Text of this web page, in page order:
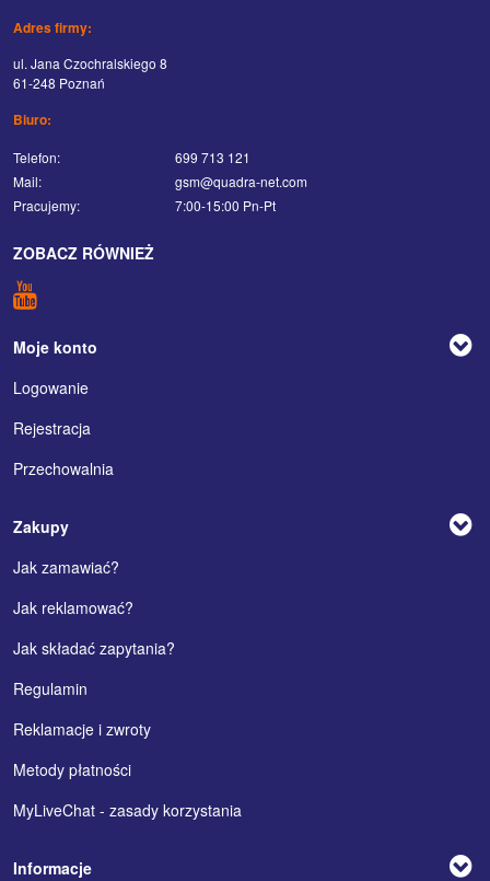
Adres firmy:
ul. Jana Czochralskiego 8
61-248 Poznań
Biuro:
Telefon:
699 713 121
Mail:
gsm@quadra-net.com
Pracujemy:
7:00-15:00 Pn-Pt
ZOBACZ RÓWNIEŻ
Moje konto
Logowanie
Rejestracja
Przechowalnia
Zakupy
Jak zamawiać?
Jak reklamować?
Jak składać zapytania?
Regulamin
Reklamacje i zwroty
Metody płatności
MyLiveChat - zasady korzystania
Informacje